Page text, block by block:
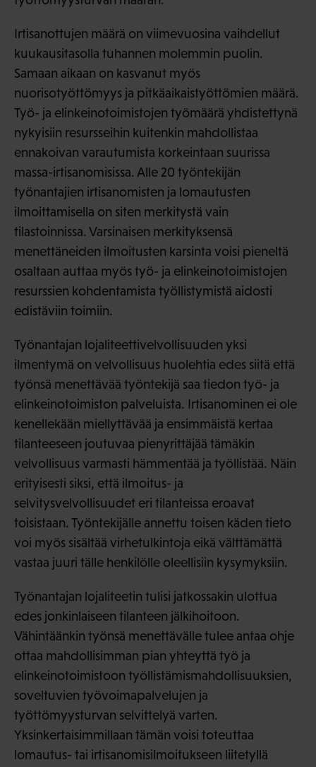
Irtisanottujen määrä on viimevuosina vaihdellut
kuukausitasolla tuhannen molemmin puolin.
Samaan aikaan on kasvanut myös
nuorisotyöttömyys ja pitkäaikaistyöttömien määrä.
Työ- ja elinkeinotoimistojen työmäärä yhdistettynä
nykyisiin resursseihin kuitenkin mahdollistaa
ennakoivan varautumista korkeintaan suurissa
massa-irtisanomisissa. Alle 20 työntekijän
työnantajien irtisanomisten ja lomautusten
ilmoittamisella on siten merkitystä vain
tilastoinnissa. Varsinaisen merkityksensä
menettäneiden ilmoitusten karsinta voisi pieneltä
osaltaan auttaa myös työ- ja elinkeinotoimistojen
resurssien kohdentamista työllistymistä aidosti
edistäviin toimiin.
Työnantajan lojaliteettivelvollisuuden yksi
ilmentymä on velvollisuus huolehtia edes siitä että
työnsä menettävää työntekijä saa tiedon työ- ja
elinkeinotoimiston palveluista. Irtisanominen ei ole
kenellekään miellyttävää ja ensimmäistä kertaa
tilanteeseen joutuvaa pienyrittäjää tämäkin
velvollisuus varmasti hämmentää ja työllistää. Näin
erityisesti siksi, että ilmoitus- ja
selvitysvelvollisuudet eri tilanteissa eroavat
toisistaan. Työntekijälle annettu toisen käden tieto
voi myös sisältää virhetulkintoja eikä välttämättä
vastaa juuri tälle henkilölle oleellisiin kysymyksiin.
Työnantajan lojaliteetin tulisi jatkossakin ulottua
edes jonkinlaiseen tilanteen jälkihoitoon.
Vähintäänkin työnsä menettävälle tulee antaa ohje
ottaa mahdollisimman pian yhteyttä työ ja
elinkeinotoimistoon työllistämismahdollisuuksien,
soveltuvien työvoimapalvelujen ja
työttömyysturvan selvittelyä varten.
Yksinkertaisimmillaan tämän voisi toteuttaa
lomautus- tai irtisanomisilmoitukseen liitetyllä